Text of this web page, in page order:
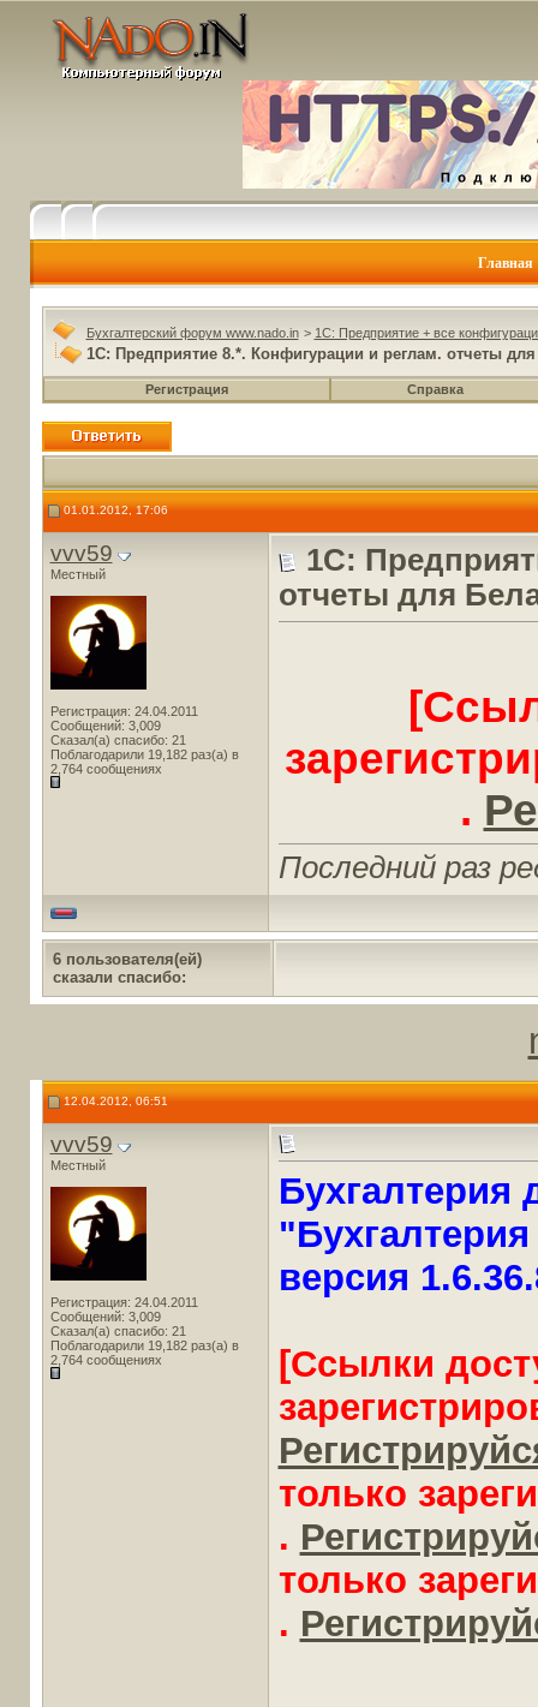
Главная
Бухгалтерский форум www.nado.in > 1C: Предприятие + все
1С: Предприятие 8.*. Конфигурации и реглам. отчеты
Регистрация Справка
01.01.2012, 17:06
vvv59
Местный
Регистрация: 24.04.2011
Сообщений: 3,009
Сказал(а) спасибо: 21
Поблагодарили 19,182 раз(а) в
2,764 сообщениях
1С:
отчеты для
.
Последний раз
6 пользователя(ей)
сказали cпасибо:
12.04.2012, 06:51
vvv59
Местный
Регистрация: 24.04.2011
Сообщений: 3,009
Сказал(а) спасибо: 21
Поблагодарили 19,182 раз(а) в
2,764 сообщениях
Бухгалтерия
версия
[Ссылки
только
.
только
.